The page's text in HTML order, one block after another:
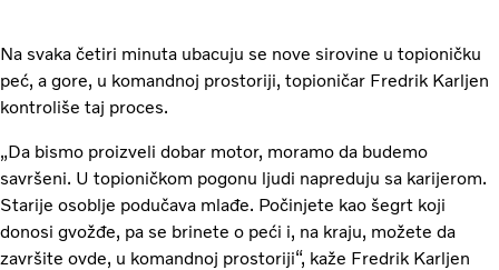
Na svaka četiri minuta ubacuju se nove sirovine u topioničku
peć, a gore, u komandnoj prostoriji, topioničar Fredrik Karljen
kontroliše taj proces.
„Da bismo proizveli dobar motor, moramo da budemo
savršeni. U topioničkom pogonu ljudi napreduju sa karijerom.
Starije osoblje podučava mlađe. Počinjete kao šegrt koji
donosi gvožđe, pa se brinete o peći i, na kraju, možete da
završite ovde, u komandnoj prostoriji“, kaže Fredrik Karljen